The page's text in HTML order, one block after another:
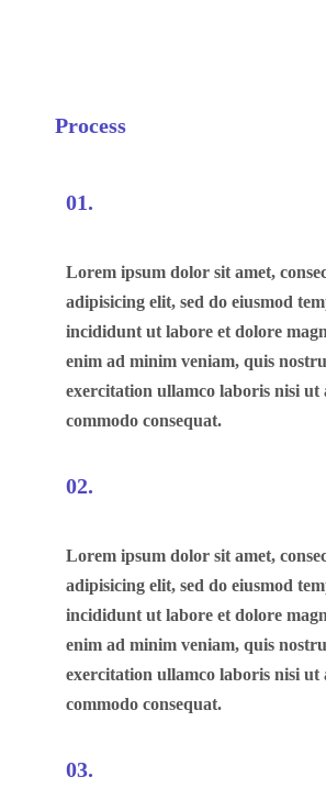
Process
01.
Lorem ipsum dolor sit amet,
adipisicing elit, sed do eiusmod
incididunt ut labore et dolore
enim ad minim veniam, quis
exercitation ullamco laboris nisi ut
commodo consequat.
02.
Lorem ipsum dolor sit amet,
adipisicing elit, sed do eiusmod
incididunt ut labore et dolore
enim ad minim veniam, quis
exercitation ullamco laboris nisi ut
commodo consequat.
03.